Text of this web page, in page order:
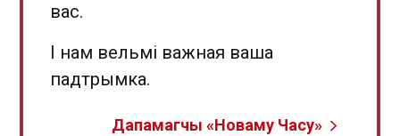
вас.
І нам вельмі важная ваша
падтрымка.
Дапамагчы «Новаму Часу»